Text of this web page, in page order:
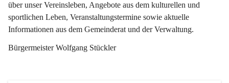
über unser Vereinsleben, Angebote aus dem kulturellen und
sportlichen Leben, Veranstaltungstermine sowie aktuelle
Informationen aus dem Gemeinderat und der Verwaltung.
Bürgermeister Wolfgang Stückler